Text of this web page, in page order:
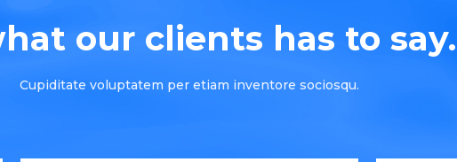
our clients has to
Cupiditate voluptatem per etiam inventore sociosqu.